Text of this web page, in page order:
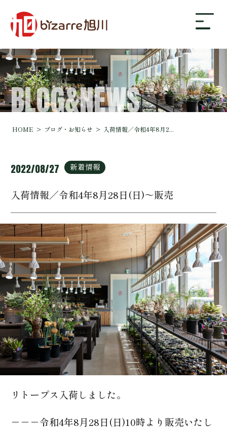
bizarre旭川について
ギャラリー
店舗案内・アクセス
ブログ・お知らせ
0166-74-3633
BLOG&NEWS
HOME ブログ・お知らせ 入荷情報／令和4年8月2...
2022/08/27 新着情報
入荷情報／令和4年8月28日(日)～販売
リトープス入荷しました。
－－－令和4年8月28日(日)10時より販売いたし